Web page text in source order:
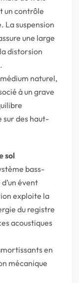
un contrôle
La suspension
une large
distorsion
naturel,
à un grave
des haut-
sol
bass-
évent
exploite la
du registre
acoustiques
en
mécanique